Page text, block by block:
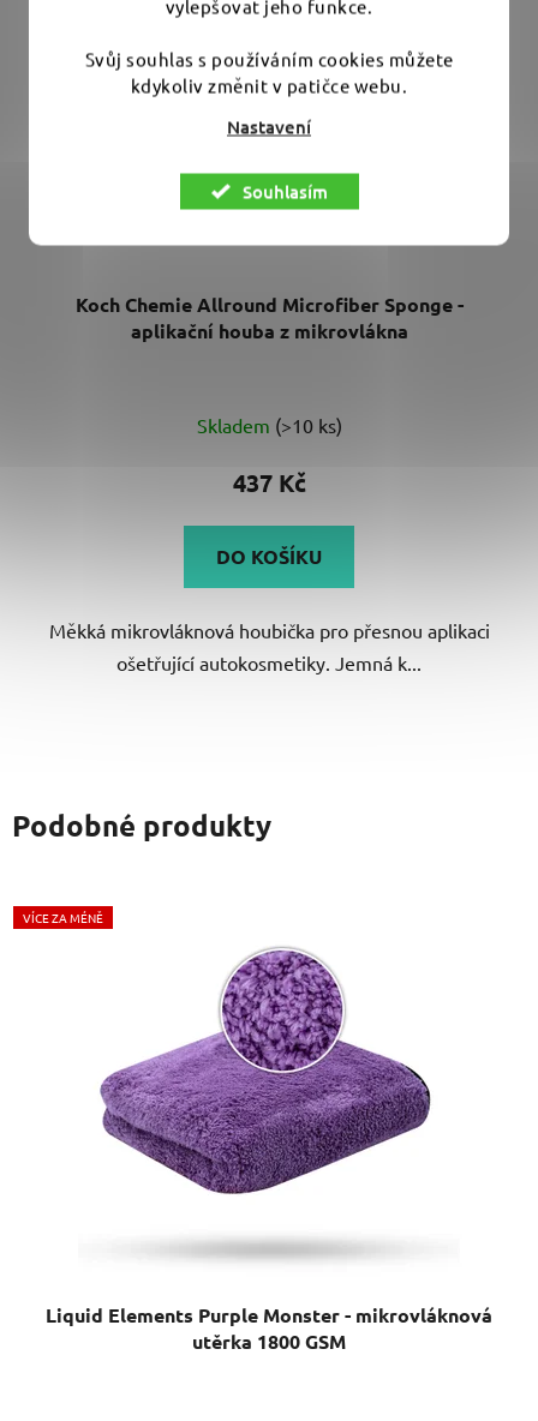
vylepšovat jeho funkce.
Svůj souhlas s používáním cookies můžete
kdykoliv změnit v patičce webu.
Nastavení
Souhlasím
Koch Chemie Allround Microfiber Sponge -
aplikační houba z mikrovlákna
Skladem (>10 ks)
437 Kč
DO KOŠÍKU
Měkká mikrovláknová houbička pro přesnou aplikaci
ošetřující autokosmetiky. Jemná k...
Podobné produkty
VÍCE ZA MÉNĚ
Liquid Elements Purple Monster - mikrovláknová
utěrka 1800 GSM